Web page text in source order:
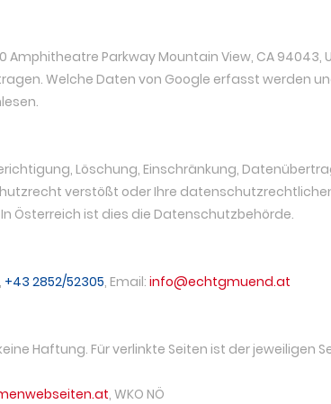
Amphitheatre Parkway Mountain View, CA
Welche Daten von Google erfasst werden
Löschung, Einschränkung,
verstößt oder Ihre
Österreich ist dies die Datenschutzbehörde.
+43 2852/52305, Email: info@echtgmuend.at
Haftung. Für verlinkte Seiten ist der jeweiligen
, WKO NÖ